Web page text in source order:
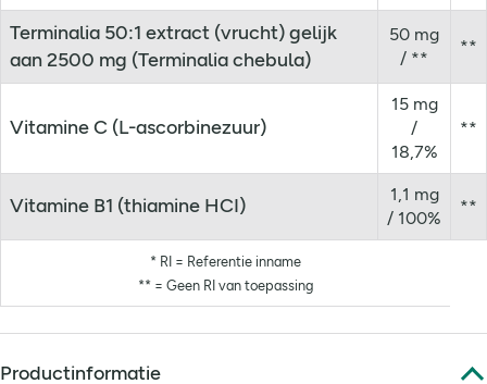
Terminalia 50:1 extract (vrucht) gelijk
aan 2500 mg (Terminalia chebula)
50 mg
/ **
**
Vitamine C (L-ascorbinezuur)
15 mg
/
18,7%
**
Vitamine B1 (thiamine HCI)
1,1 mg
/ 100%
**
* RI = Referentie inname
** = Geen RI van toepassing
Productinformatie